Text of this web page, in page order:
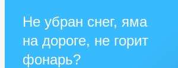
Не убран снег, яма
на дороге, не горит
фонарь?